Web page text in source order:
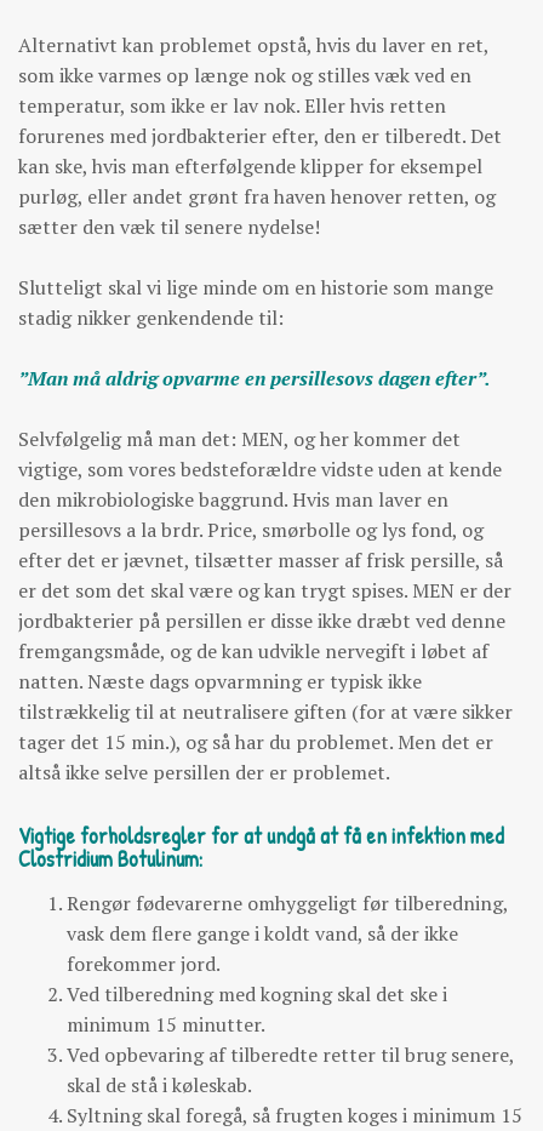
Alternativt kan problemet opstå, hvis du laver en ret,
som ikke varmes op længe nok og stilles væk ved en
temperatur, som ikke er lav nok. Eller hvis retten
forurenes med jordbakterier efter, den er tilberedt. Det
kan ske, hvis man efterfølgende klipper for eksempel
purløg, eller andet grønt fra haven henover retten, og
sætter den væk til senere nydelse!
Slutteligt skal vi lige minde om en historie som mange
stadig nikker genkendende til:
”Man må aldrig opvarme en persillesovs dagen efter”.
Selvfølgelig må man det: MEN, og her kommer det
vigtige, som vores bedsteforældre vidste uden at kende
den mikrobiologiske baggrund. Hvis man laver en
persillesovs a la brdr. Price, smørbolle og lys fond, og
efter det er jævnet, tilsætter masser af frisk persille, så
er det som det skal være og kan trygt spises. MEN er der
jordbakterier på persillen er disse ikke dræbt ved denne
fremgangsmåde, og de kan udvikle nervegift i løbet af
natten. Næste dags opvarmning er typisk ikke
tilstrækkelig til at neutralisere giften (for at være sikker
tager det 15 min.), og så har du problemet. Men det er
altså ikke selve persillen der er problemet.
Vigtige forholdsregler for at undgå at få en infektion med
Clostridium Botulinum:
Rengør fødevarerne omhyggeligt før tilberedning,
vask dem flere gange i koldt vand, så der ikke
forekommer jord.
Ved tilberedning med kogning skal det ske i
minimum 15 minutter.
Ved opbevaring af tilberedte retter til brug senere,
skal de stå i køleskab.
Syltning skal foregå, så frugten koges i minimum 15